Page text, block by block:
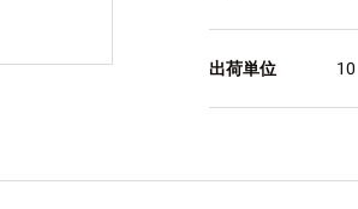
出荷単位 10